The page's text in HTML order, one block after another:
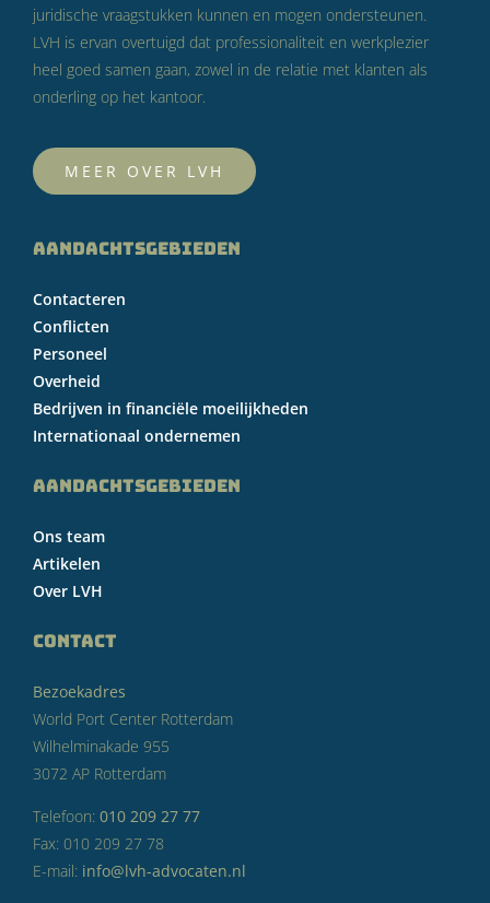
juridische vraagstukken kunnen en mogen ondersteunen.
LVH is ervan overtuigd dat professionaliteit en werkplezier
heel goed samen gaan, zowel in de relatie met klanten als
onderling op het kantoor.
MEER OVER LVH
AANDACHTSGEBIEDEN
Contacteren
Conflicten
Personeel
Overheid
Bedrijven in financiële moeilijkheden
Internationaal ondernemen
AANDACHTSGEBIEDEN
Ons team
Artikelen
Over LVH
CONTACT
Bezoekadres
World Port Center Rotterdam
Wilhelminakade 955
3072 AP Rotterdam
Telefoon: 010 209 27 77
Fax: 010 209 27 78
E-mail: info@lvh-advocaten.nl